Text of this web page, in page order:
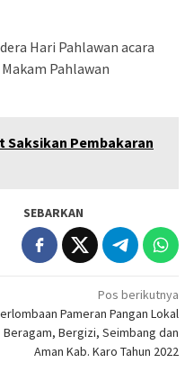
Hari Pahlawan acara
Pahlawan
Saksikan Pembakaran
SEBARKAN
Pos berikutnya
Pameran Pangan Lokal
Beragam, Bergizi, Seimbang dan
Aman Kab. Karo Tahun 2022